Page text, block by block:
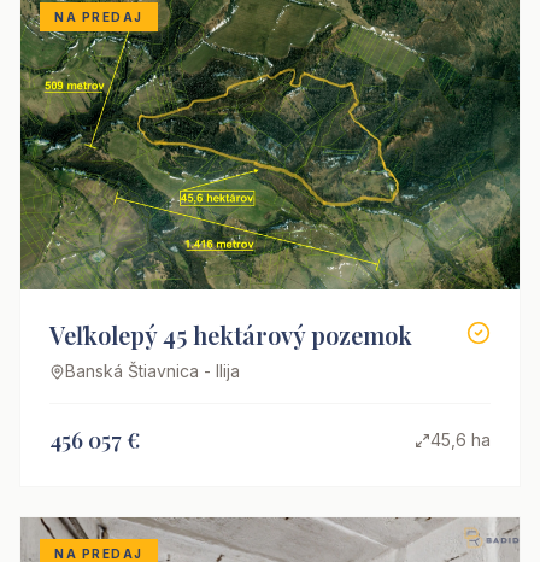
NA PREDAJ
Veľkolepý 45 hektárový pozemok
Banská Štiavnica - Ilija
456 057 € 45,6 ha
NA PREDAJ